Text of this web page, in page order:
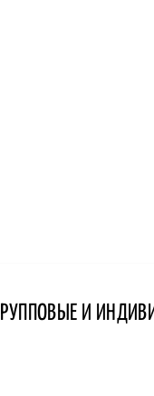
ГРУППОВЫЕ И